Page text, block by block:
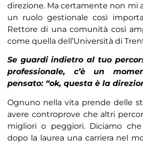
direzione. Ma certamente non mi
un ruolo gestionale così
Rettore di una comunità così
come quella dell’Università di
Se guardi indietro al tuo
professionale, c’è un
pensato: “ok, questa è la
Ognuno nella vita prende delle
avere controprove che altri
migliori o peggiori. Diciamo
dopo la laurea una carriera nel